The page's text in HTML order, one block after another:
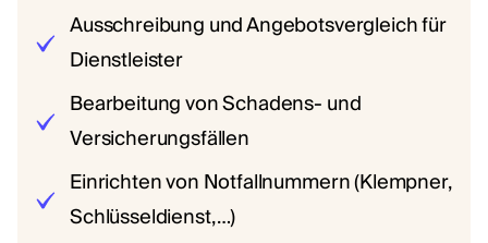
Ausschreibung und Angebotsvergleich für
Dienstleister
Bearbeitung von Schadens- und
Versicherungsfällen
Einrichten von Notfallnummern (Klempner,
Schlüsseldienst, …)